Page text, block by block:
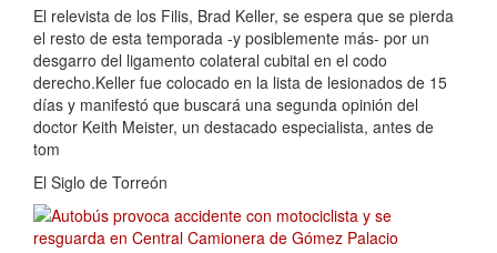
El relevista de los Filis, Brad Keller, se espera que se pierda
el resto de esta temporada -y posiblemente más- por un
desgarro del ligamento colateral cubital en el codo
derecho.Keller fue colocado en la lista de lesionados de 15
días y manifestó que buscará una segunda opinión del
doctor Keith Meister, un destacado especialista, antes de
tom
El Siglo de Torreón